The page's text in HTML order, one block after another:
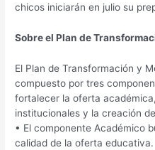
chicos iniciarán en julio su
Sobre el Plan de
El Plan de Transformación y
compuesto por tres
fortalecer la oferta
institucionales y la creación
• El componente Académico
calidad de la oferta educativa.